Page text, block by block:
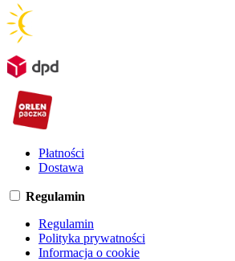
Płatności
Dostawa
Regulamin
Regulamin
Polityka prywatności
Informacja o cookie